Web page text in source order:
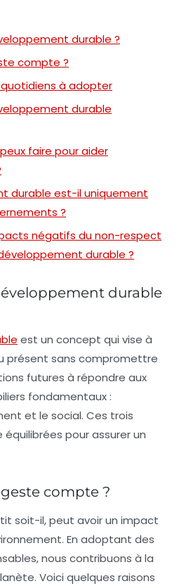
durable ?
compte ?
à adopter
durable
faire pour aider
durable est-il uniquement
?
négatifs du non-respect
durable ?
durable
est un concept qui vise à
présent sans compromettre
futures à répondre aux
fondamentaux :
et le social. Ces trois
pour assurer un
compte ?
soit-il, peut avoir un impact
En adoptant des
nous contribuons à la
Voici quelques raisons